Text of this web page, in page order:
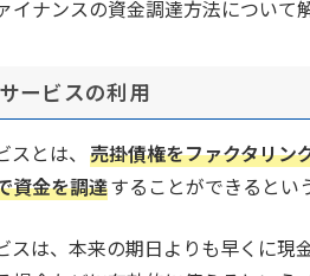
イナンスの資金調達方法について
ービスの利用
とは、 売掛債権をファクタリン
資金を調達することができるとい
スは、本来の期日よりも早くに現